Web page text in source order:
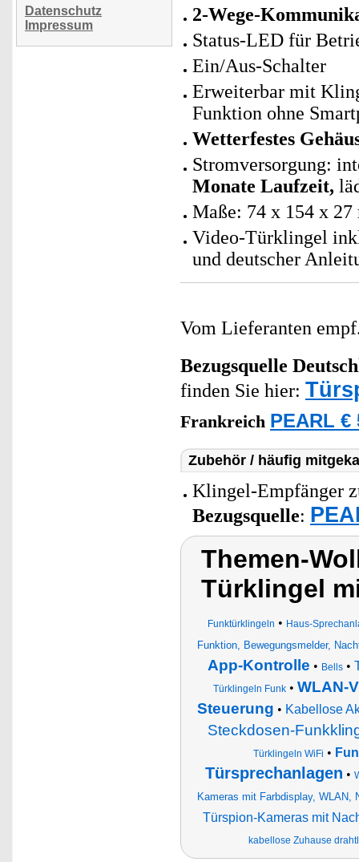
Datenschutz
Impressum
2-Wege-
Status-LED für
Ein/Aus-Schalter
Erweiterbar mit
Funktion ohne
Wetterfestes
Stromversorgung:
Monate Laufzeit,
Maße: 74 x 154 x
Video-Türklingel
und deutscher
Vom Lieferanten
Bezugsquelle
finden Sie hier:
Frankreich PEARL €
Zubehör / häufig
Klingel-Empfänger
Bezugsquelle:
Themen-
Türklingel
Funktürklingeln • Haus-
Funktion, Bewegungsmelder,
App-Kontrolle • Bells •
Türklingeln Funk• WLAN-
Steuerung • Kabellose
Steckdosen-
Türklingeln WiFi •
Türsprechanlagen •
Kameras mit Farbdisplay, WLAN,
Türspion-Kameras mit
kabellose Zuhause